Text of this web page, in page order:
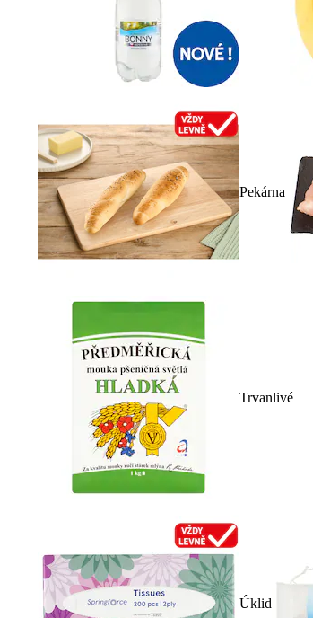
Pekárna
Trvanlivé
Úklid